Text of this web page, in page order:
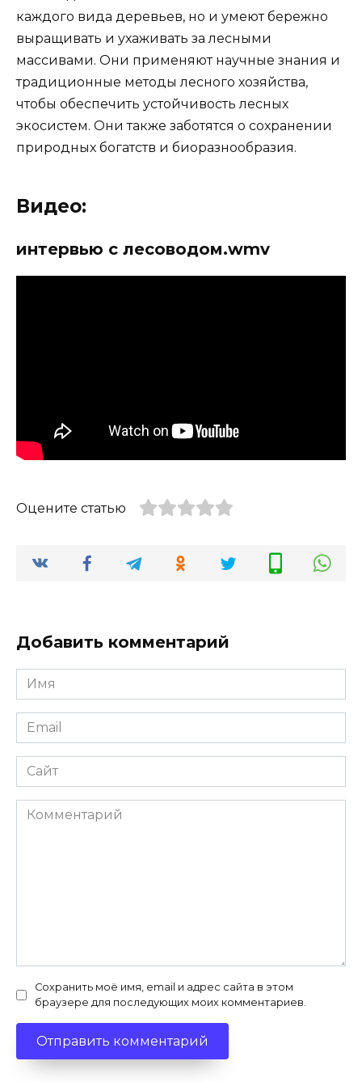
каждого вида деревьев, но и умеют бережно
выращивать и ухаживать за лесными
массивами. Они применяют научные знания и
традиционные методы лесного хозяйства,
чтобы обеспечить устойчивость лесных
экосистем. Они также заботятся о сохранении
природных богатств и биоразнообразия.
Видео:
интервью с лесоводом.wmv
Оцените статью
Добавить комментарий
Имя
*
Email
*
Сайт
Комментарий
Сохранить моё имя, email и адрес сайта в этом
браузере для последующих моих комментариев.